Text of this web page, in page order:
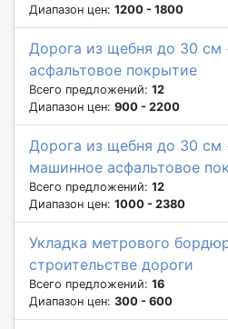
Диапазон цен: 1200 - 1800
Дорога из щебня до 30 см
асфальтовое покрытие
Всего предложений: 12
Диапазон цен: 900 - 2200
Дорога из щебня до 30 см
машинное асфальтовое
Всего предложений: 12
Диапазон цен: 1000 - 2380
Укладка метрового
строительстве дороги
Всего предложений: 16
Диапазон цен: 300 - 600